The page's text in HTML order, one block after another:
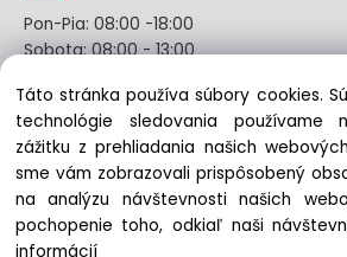
Pon-Pia: 08:00 -18:00
Sobota: 08:00 - 13:00
Odstúpenie od kúpnej zmluvy
registrácie
Copyright © 2022 lapex.sk, All
Táto stránka používa súbory cookies.
technológie sledovania používame
zážitku z prehliadania našich
sme vám zobrazovali prispôsobený
na analýzu návštevnosti našich
pochopenie toho, odkiaľ naši
informácií